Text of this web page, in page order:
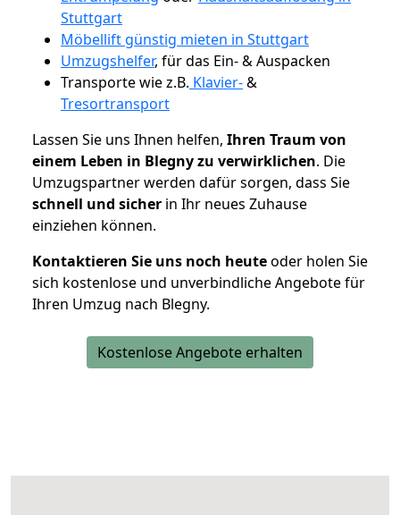
Stuttgart
Möbellift günstig mieten in Stuttgart
Umzugshelfer, für das Ein- & Auspacken
Transporte wie z.B. Klavier-&
Tresortransport
Lassen Sie uns Ihnen helfen, Ihren Traum von
einem Leben in Blegny zu verwirklichen. Die
Umzugspartner werden dafür sorgen, dass Sie
schnell und sicher in Ihr neues Zuhause
einziehen können.
Kontaktieren Sie uns noch heuteoder holen Sie
sich kostenlose und unverbindliche Angebote für
Ihren Umzug nach Blegny.
Kostenlose Angebote erhalten